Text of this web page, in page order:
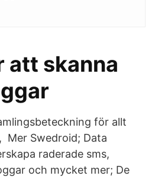
att skanna
för allt
Mer Swedroid; Data
raderade sms,
och mycket mer; De